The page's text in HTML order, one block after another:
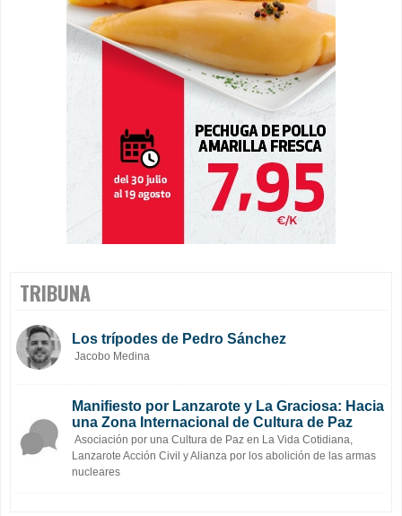
TRIBUNA
Los trípodes de Pedro Sánchez
Jacobo Medina
Manifiesto por Lanzarote y La Graciosa: Hacia
una Zona Internacional de Cultura de Paz
Asociación por una Cultura de Paz en La Vida Cotidiana,
Lanzarote Acción Civil y Alianza por los abolición de las armas
nucleares